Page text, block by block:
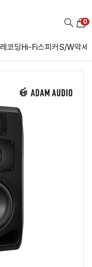
레코딩Hi-Fi스피커S/W악세
0